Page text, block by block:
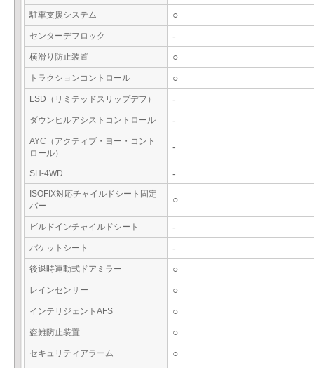
駐車支援システム ○
センターデフロック -
横滑り防止装置 ○
トラクションコントロール ○
LSD（リミテッドスリップデフ） -
ダウンヒルアシストコントロール -
AYC（アクティブ・ヨー・コント
ロール）
-
SH-4WD -
ISOFIX対応チャイルドシート固定
バー
○
ビルドインチャイルドシート -
バケットシート -
後退時連動式ドアミラー ○
レインセンサー ○
インテリジェントAFS ○
盗難防止装置 ○
セキュリティアラーム ○